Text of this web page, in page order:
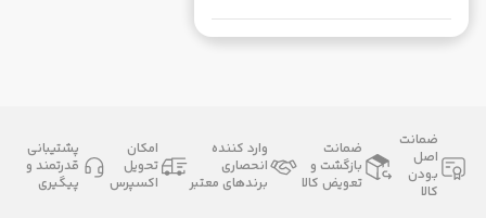
ضمانت
اصل
بودن
کالا
ضمانت
بازگشت و
تعویض کالا
وارد کننده
انحصاری
برندهای معتبر
امکان
تحویل
اکسپرس
پشتیبانی
قدرتمند و
پیگیری